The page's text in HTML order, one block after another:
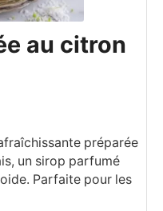
au citron
préparée
un sirop parfumé
Parfaite pour les